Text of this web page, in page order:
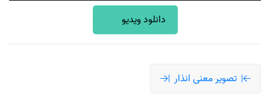
دانلود ویدیو
تصویر معنی انذار